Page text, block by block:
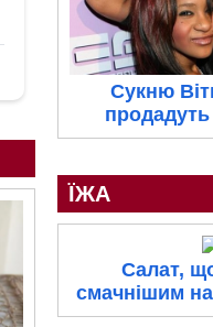
Сукню
продадуть
ЇЖА
Салат,
смачнішим